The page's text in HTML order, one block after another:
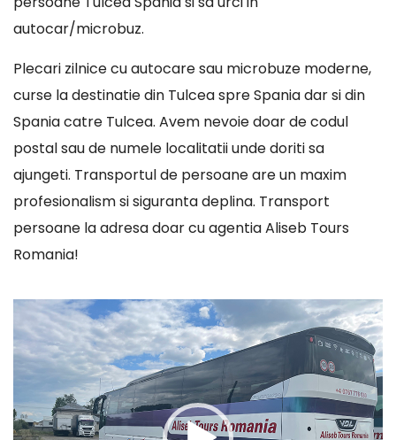
autocar/microbuz.
Plecari zilnice cu autocare sau microbuze moderne,
curse la destinatie din Tulcea spre Spania dar si din
Spania catre Tulcea. Avem nevoie doar de codul
postal sau de numele localitatii unde doriti sa
ajungeti. Transportul de persoane are un maxim
profesionalism si siguranta deplina. Transport
persoane la adresa doar cu agentia Aliseb Tours
Romania!
Player
video